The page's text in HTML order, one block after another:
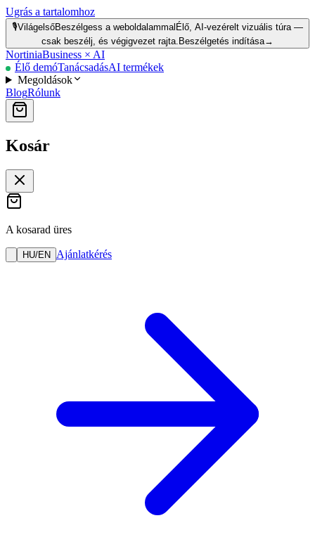
Ugrás a tartalomhoz
🎙️VilágelsőBeszélgess a weboldalammal Élő, AI-vezérelt vizuális túra —
csak beszélj, és végigvezet rajta. Beszélgetés indítása→
NortiniaBusiness × AI
Élő demóTanácsadásAI termékek
Megoldások
BlogRólunk
Kosár
A kosarad üres
HU/EN Ajánlatkérés